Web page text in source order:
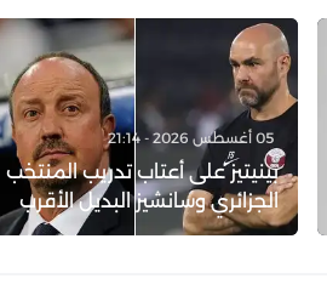
05 أغسطس 2026 - 21:14
بينيتيز على أعتاب تدريب المنتخب
الجزائري وسانشيز البديل الأقرب